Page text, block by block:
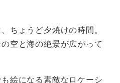
ちょうど夕焼けの時間。
空と海の絶景が広がって
絵になる素敵なロケーシ